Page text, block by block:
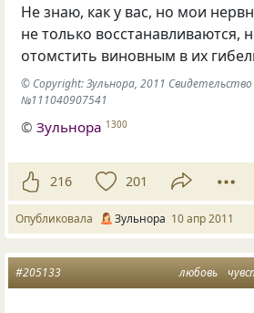
Не знаю, как у вас, но мои
не только восстанавливаются,
отомстить виновным в их
© Copyright: Зульнора, 2011
№111040907541
©Зульнора 1300
216 201
Опубликовала Зульнора 10 апр 2011
любовь
#205133